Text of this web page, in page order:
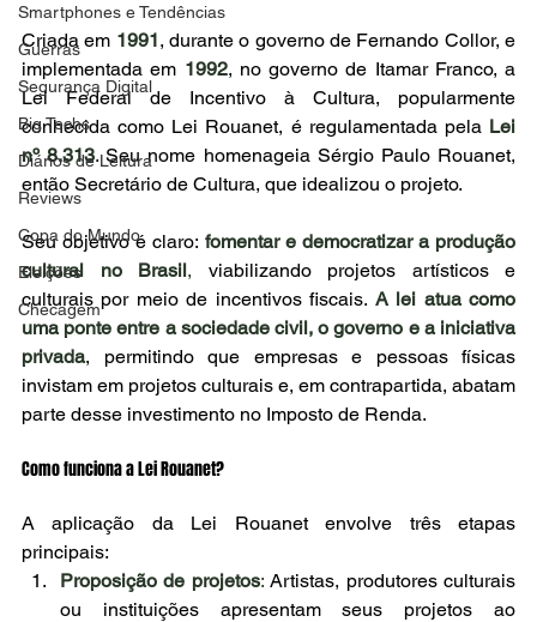
Smartphones e Tendências
Guerras
Segurança Digital
Big Techs
Diários de Leitura
Reviews
Copa do Mundo
Eleições
Checagem
Criada em 1991, durante o governo de Fernando Collor, e
implementada em 1992, no governo de Itamar Franco, a
Lei Federal de Incentivo à Cultura, popularmente
conhecida como Lei Rouanet, é regulamentada pela Lei
nº 8.313. Seu nome homenageia Sérgio Paulo Rouanet,
então Secretário de Cultura, que idealizou o projeto.
Seu objetivo é claro: fomentar e democratizar a produção
cultural no Brasil, viabilizando projetos artísticos e
culturais por meio de incentivos fiscais. A lei atua como
uma ponte entre a sociedade civil, o governo e a iniciativa
privada, permitindo que empresas e pessoas físicas
invistam em projetos culturais e, em contrapartida, abatam
parte desse investimento no Imposto de Renda.
Como funciona a Lei Rouanet?
A aplicação da Lei Rouanet envolve três etapas
principais:
Proposição de projetos: Artistas, produtores culturais
ou instituições apresentam seus projetos ao